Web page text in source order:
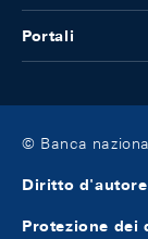
Portali
© Banca
Diritto d'autore
Protezione dei